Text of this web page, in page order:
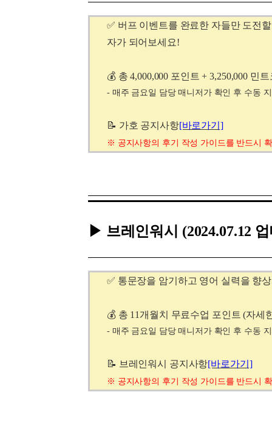
✅ 버프 이벤트를 완료한 자들만 도전
자가 되어보세요!
💰 총 4,000,000 포인트 + 3,250,000 민
- 매주 금요일 담당 매니저가 확인 후 수동
📝 가호 공지사항[바로가기]
※ 공지사항의 후기 작성 가이드를 반드시
▶ 브레인워시 (2024.07.12
✅ 통문장을 암기하고 영어 실력을 향
💰 총 11개월치 무료수업 포인트 (자세
- 매주 금요일 담당 매니저가 확인 후 수동
📝 브레인워시 공지사항[바로가기]
※ 공지사항의 후기 작성 가이드를 반드시